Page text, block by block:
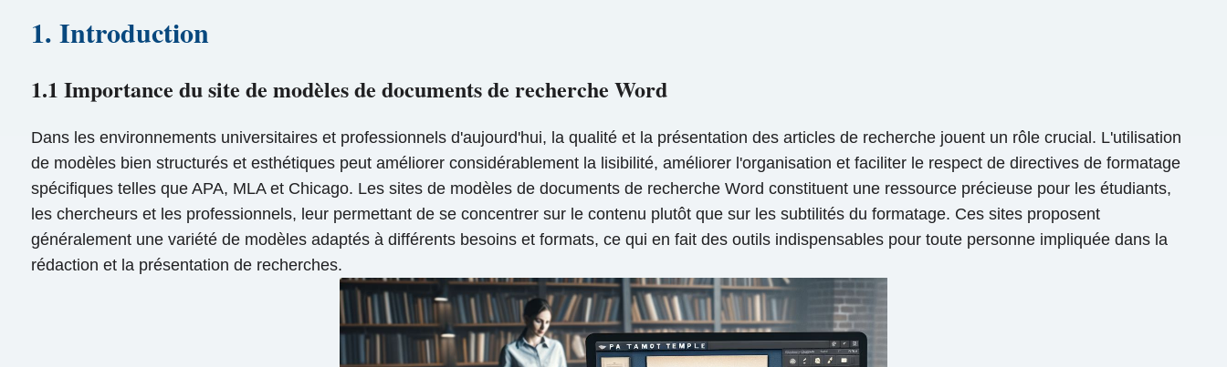
1. Introduction
1.1 Importance du site de modèles de documents de recherche Word
Dans les environnements universitaires et professionnels d'aujourd'hui, la qualité et la présentation des articles de recherche jouent un rôle crucial. L'utilisation
de modèles bien structurés et esthétiques peut améliorer considérablement la lisibilité, améliorer l'organisation et faciliter le respect de directives de formatage
spécifiques telles que APA, MLA et Chicago. Les sites de modèles de documents de recherche Word constituent une ressource précieuse pour les étudiants,
les chercheurs et les professionnels, leur permettant de se concentrer sur le contenu plutôt que sur les subtilités du formatage. Ces sites proposent
généralement une variété de modèles adaptés à différents besoins et formats, ce qui en fait des outils indispensables pour toute personne impliquée dans la
rédaction et la présentation de recherches.